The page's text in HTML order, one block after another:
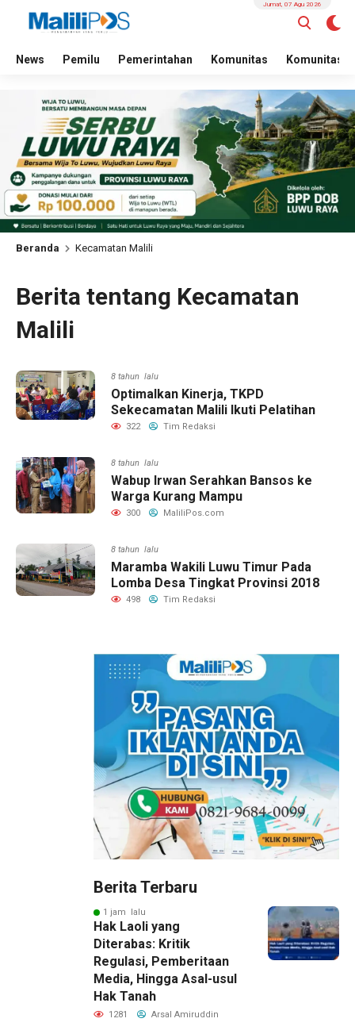
News Pemilu Pemerintahan Komunitas Komunitas
Jumat, 07 Agu 2026
Beranda Kecamatan Malili
Berita tentang Kecamatan
Malili
8 tahun lalu
Optimalkan Kinerja, TKPD
Sekecamatan Malili Ikuti Pelatihan
322 Tim Redaksi
8 tahun lalu
Wabup Irwan Serahkan Bansos ke
Warga Kurang Mampu
300 MaliliPos.com
8 tahun lalu
Maramba Wakili Luwu Timur Pada
Lomba Desa Tingkat Provinsi 2018
498 Tim Redaksi
Berita Terbaru
1 jam lalu
Hak Laoli yang
Diterabas: Kritik
Regulasi, Pemberitaan
Media, Hingga Asal-usul
Hak Tanah
1281 Arsal Amiruddin